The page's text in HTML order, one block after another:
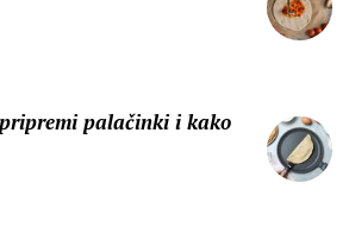
pripremi palačinki i kako